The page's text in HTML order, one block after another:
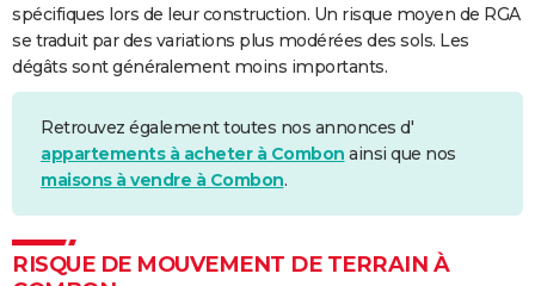
spécifiques lors de leur construction. Un risque moyen de RGA
se traduit par des variations plus modérées des sols. Les
dégâts sont généralement moins importants.
Retrouvez également toutes nos annonces d'
appartements à acheter à Combon ainsi que nos
maisons à vendre à Combon.
RISQUE DE MOUVEMENT DE TERRAIN À